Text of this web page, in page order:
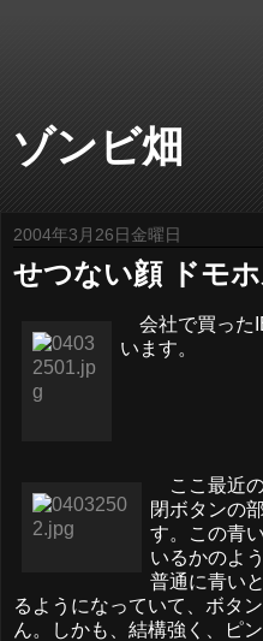
ゾンビ畑
2004年3月26日金曜日
せつない顔 ドモ
会社で買った
います。
ここ最近
閉ボタンの
す。この青
いるかのよ
普通に青い
るようになっていて、ボタ
ん。しかも、結構強く、ピ